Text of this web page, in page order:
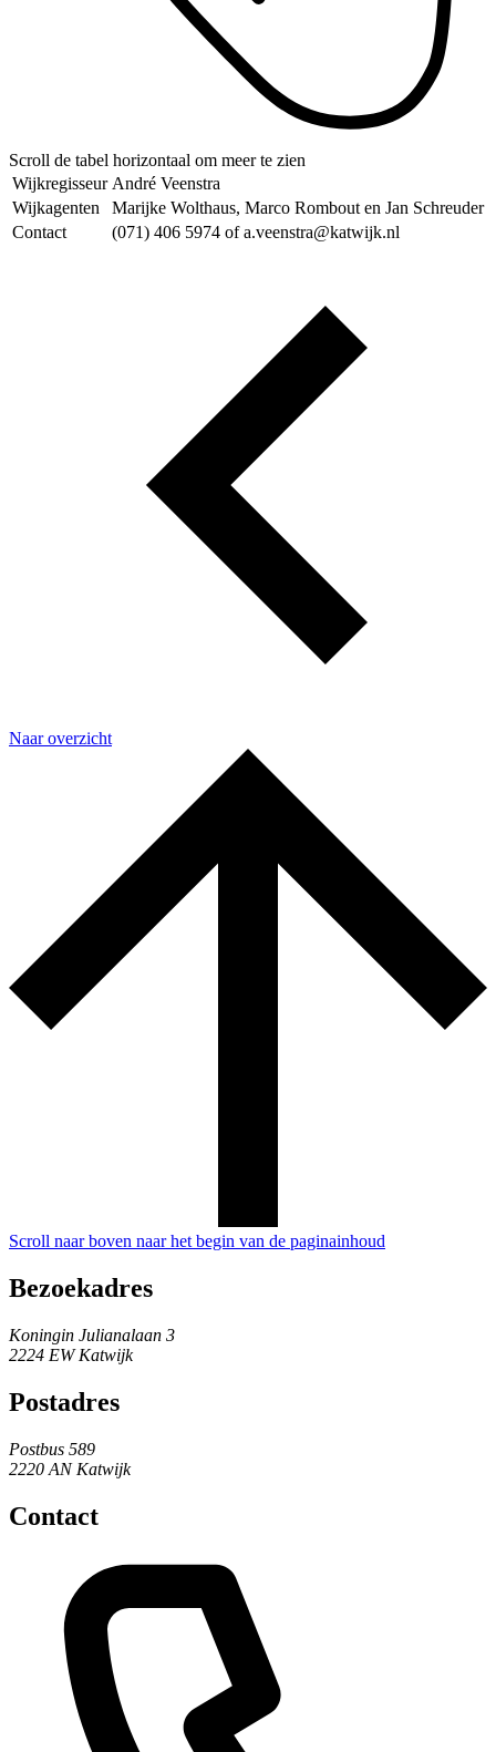
Scroll de tabel horizontaal om meer te zien
Wijkregisseur André Veenstra
Wijkagenten
Marijke Wolthaus, Marco Rombout en Jan Schreuder
Contact
(071) 406 5974 of a.veenstra@katwijk.nl
Naar overzicht
Scroll naar boven naar het begin van de paginainhoud
Bezoekadres
Koningin Julianalaan 3
2224 EW Katwijk
Postadres
Postbus 589
2220 AN Katwijk
Contact